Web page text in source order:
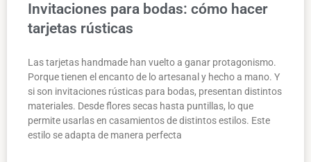
Invitaciones para bodas: cómo hacer
tarjetas rústicas
Las tarjetas handmade han vuelto a ganar protagonismo.
Porque tienen el encanto de lo artesanal y hecho a mano. Y
si son invitaciones rústicas para bodas, presentan distintos
materiales. Desde flores secas hasta puntillas, lo que
permite usarlas en casamientos de distintos estilos. Este
estilo se adapta de manera perfecta